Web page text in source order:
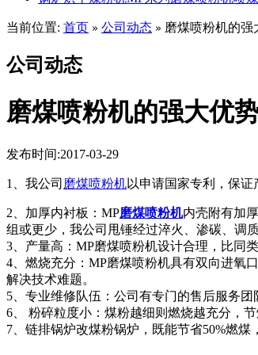
当前位置: 首页 » 公司动态 » 磨煤喷粉机的强
公司动态
磨煤喷粉机的强大优
发布时间:2017-03-29
1、我公司 磨煤喷粉机以申请国家专利，保证
2、加厚内衬板：MP磨煤喷粉机内壳附有加
组或更少，我公司甩锤经过淬火、渗碳、调
3、产量高：MP磨煤喷粉机设计合理，比同类
4、燃烧充分：MP磨煤喷粉机具有双向进氧
解决技术难题。
5、专业维修队伍：公司有专门的售后服务
6、 粉碎粒度小：煤粉越细则燃烧越充分，节
7、链排锅炉改煤粉锅炉，既能节省50%